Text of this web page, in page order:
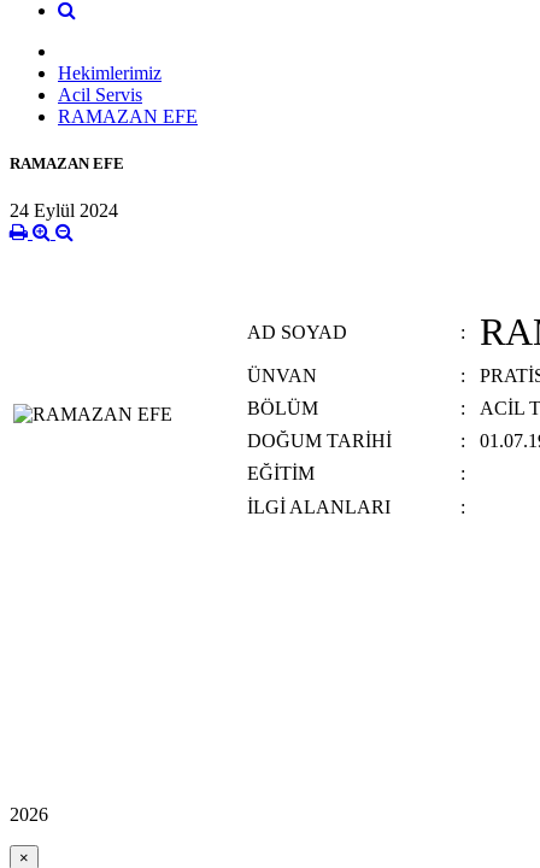
Hekimlerimiz
Acil Servis
RAMAZAN EFE
RAMAZAN EFE
24 Eylül 2024
AD SOYAD :
ÜNVAN :
BÖLÜM
:
ACİL
DOĞUM TARİHİ
:
EĞİTİM
:
İLGİ ALANLARI
:
2026
×